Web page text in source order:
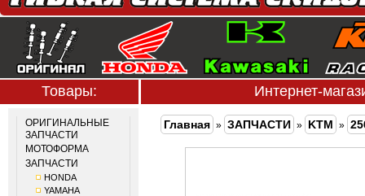
Товары: Интернет-
ОРИГИНАЛЬНЫЕ
ЗАПЧАСТИ
МОТОФОРМА
ЗАПЧАСТИ
HONDA
YAMAHA
Главная » ЗАПЧАСТИ » KTM »